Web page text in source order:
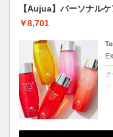
【Aujua】パーソナル
￥8,701